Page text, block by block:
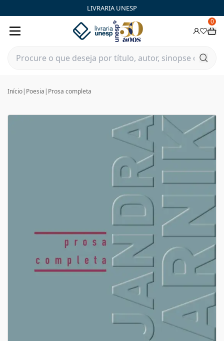
LIVRARIA UNESP
0
Início| Poesia | Prosa completa